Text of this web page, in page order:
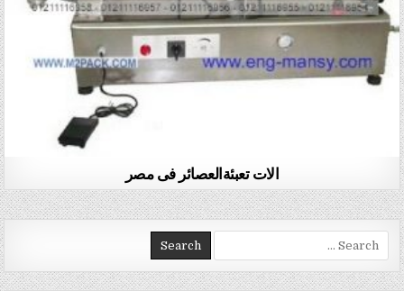
الات تعبئةالعصائر فى مصر
Search for: